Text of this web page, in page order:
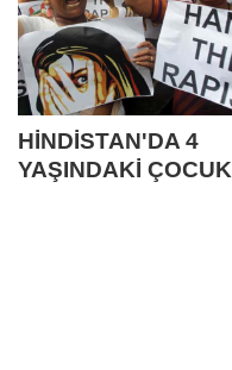
HİNDİSTAN'DA 4
YAŞINDAKİ ÇOCUK